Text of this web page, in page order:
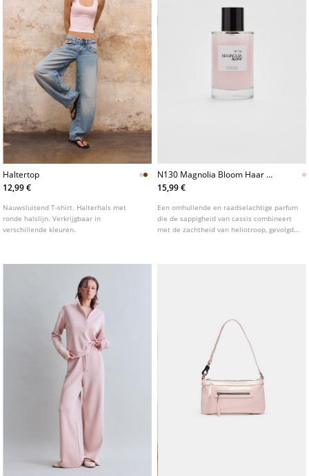
Haltertop
12,99 €
Nauwsluitend T-shirt. Halterhals met
ronde halslijn. Verkrijgbaar in
verschillende kleuren.
N130 Magnolia Bloom Haar En
Bodyparfum
15,99 €
Een omhullende en raadselachtige parfum
die de sappigheid van cassis combineert
met de zachtheid van heliotroop, gevolgd